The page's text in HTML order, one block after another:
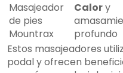
Masajeador
de pies
Mountrax
Calory
profundo
Estos masajeadores
podal y ofrecen